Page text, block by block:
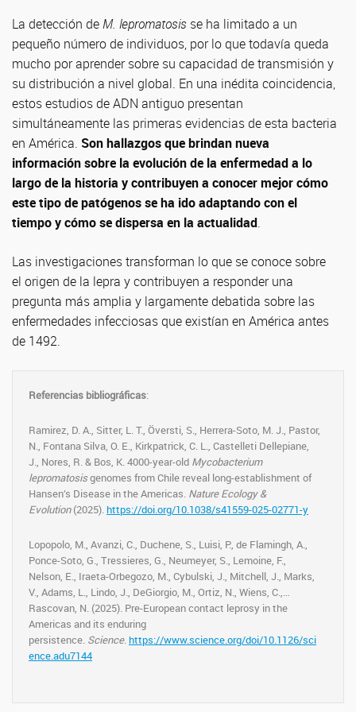
La detección deM. lepromatosis se ha limitado a un
pequeño número de individuos, por lo que todavía queda
mucho por aprender sobre su capacidad de transmisión y
su distribución a nivel global. En una inédita coincidencia,
estos estudios de ADN antiguo presentan
simultáneamente las primeras evidencias de esta bacteria
en América. Son hallazgos que brindan nueva
información sobre la evolución de la enfermedad a lo
largo de la historia y contribuyen a conocer mejor cómo
este tipo de patógenos se ha ido adaptando con el
tiempo y cómo se dispersa en la actualidad.
Las investigaciones transforman lo que se conoce sobre
el origen de la lepra y contribuyen a responder una
pregunta más amplia y largamente debatida sobre las
enfermedades infecciosas que existían en América antes
de 1492.
Referencias bibliográficas:
Ramirez, D. A., Sitter, L. T., Översti, S., Herrera-Soto, M. J., Pastor,
N., Fontana Silva, O. E., Kirkpatrick, C. L., Castelleti Dellepiane,
J., Nores, R. & Bos, K. 4000-year-old Mycobacterium
lepromatosisgenomes from Chile reveal long-establishment of
Hansen’s Disease in the Americas. Nature Ecology &
Evolution(2025). https://doi.org/10.1038/s41559-025-02771-y
Lopopolo, M., Avanzi, C., Duchene, S., Luisi, P., de Flamingh, A.,
Ponce-Soto, G., Tressieres, G., Neumeyer, S., Lemoine, F.,
Nelson, E., Iraeta-Orbegozo, M., Cybulski, J., Mitchell, J., Marks,
V., Adams, L., Lindo, J., DeGiorgio, M., Ortiz, N., Wiens, C.,…
Rascovan, N. (2025). Pre-European contact leprosy in the
Americas and its enduring
persistence. Science. https://www.science.org/doi/10.1126/sci
ence.adu7144